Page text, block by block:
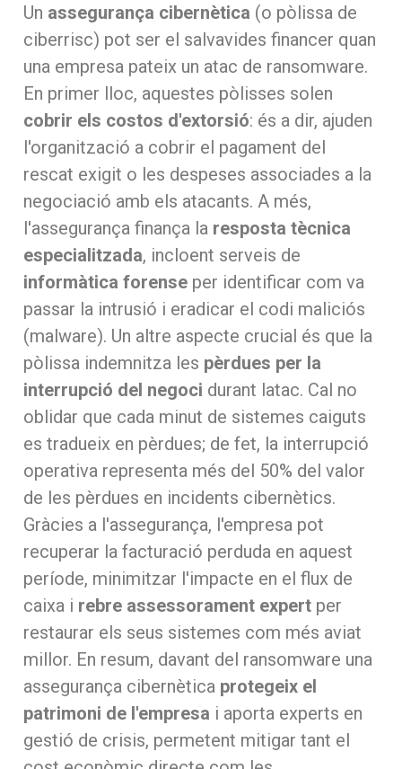
Un assegurança cibernètica (o pòlissa de
ciberrisc) pot ser el salvavides financer quan
una empresa pateix un atac de ransomware.
En primer lloc, aquestes pòlisses solen
cobrir els costos d'extorsió: és a dir, ajuden
l'organització a cobrir el pagament del
rescat exigit o les despeses associades a la
negociació amb els atacants. A més,
l'assegurança finança la resposta tècnica
especialitzada, incloent serveis de
informàtica forense per identificar com va
passar la intrusió i eradicar el codi maliciós
(malware). Un altre aspecte crucial és que la
pòlissa indemnitza les pèrdues per la
interrupció del negoci durant latac. Cal no
oblidar que cada minut de sistemes caiguts
es tradueix en pèrdues; de fet, la interrupció
operativa representa més del 50% del valor
de les pèrdues en incidents cibernètics.
Gràcies a l'assegurança, l'empresa pot
recuperar la facturació perduda en aquest
període, minimitzar l'impacte en el flux de
caixa i rebre assessorament expert per
restaurar els seus sistemes com més aviat
millor. En resum, davant del ransomware una
assegurança cibernètica protegeix el
patrimoni de l'empresa i aporta experts en
gestió de crisis, permetent mitigar tant el